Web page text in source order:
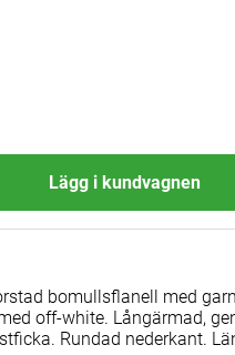
Lägg i kundvagnen
bomullsflanell med
off-white. Långärmad,
Rundad nederkant.